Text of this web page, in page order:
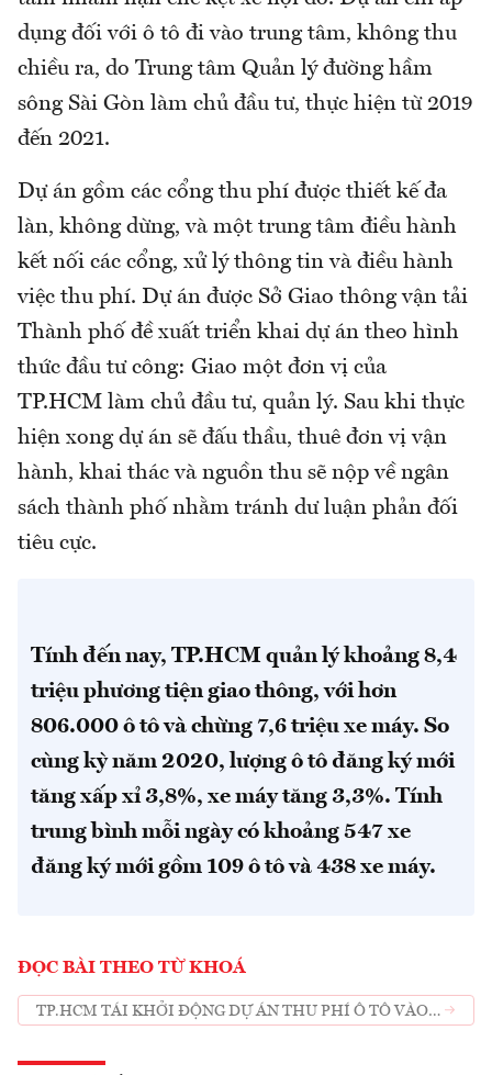
dụng đối với ô tô đi vào trung tâm, không thu
chiều ra, do Trung tâm Quản lý đường hầm
sông Sài Gòn làm chủ đầu tư, thực hiện từ 2019
đến 2021.
Dự án gồm các cổng thu phí được thiết kế đa
làn, không dừng, và một trung tâm điều hành
kết nối các cổng, xử lý thông tin và điều hành
việc thu phí. Dự án được Sở Giao thông vận tải
Thành phố đề xuất triển khai dự án theo hình
thức đầu tư công: Giao một đơn vị của
TP.HCM làm chủ đầu tư, quản lý. Sau khi thực
hiện xong dự án sẽ đấu thầu, thuê đơn vị vận
hành, khai thác và nguồn thu sẽ nộp về ngân
sách thành phố nhằm tránh dư luận phản đối
tiêu cực.
Tính đến nay, TP.HCM quản lý khoảng 8,4
triệu phương tiện giao thông, với hơn
806.000 ô tô và chừng 7,6 triệu xe máy. So
cùng kỳ năm 2020, lượng ô tô đăng ký mới
tăng xấp xỉ 3,8%, xe máy tăng 3,3%. Tính
trung bình mỗi ngày có khoảng 547 xe
đăng ký mới gồm 109 ô tô và 438 xe máy.
ĐỌC BÀI THEO TỪ KHOÁ
TP.HCM TÁI KHỞI ĐỘNG DỰ ÁN THU PHÍ Ô TÔ VÀO